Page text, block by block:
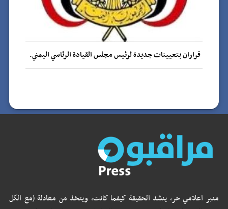
قراران بتعيينات جديدة لرئيس مجلس القيادة الرئاسي اليمني.
منبر اعلامي حر، ينشد الحقيقة كيفما كانت، ويتخذ من معادلة (مع الكل